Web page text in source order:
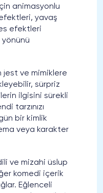
animasyonlu
efektleri, yavaş
efektleri
jest ve mimiklere
sürpriz
ilgisini sürekli
tarzınızı
bir kimlik
veya karakter
ve mizahi üslup
komedi içerik
Eğlenceli